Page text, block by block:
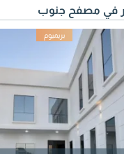
في مصفح جنوب